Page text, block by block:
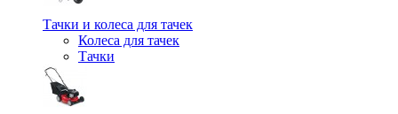
Тачки и колеса для тачек
Колеса для тачек
Тачки